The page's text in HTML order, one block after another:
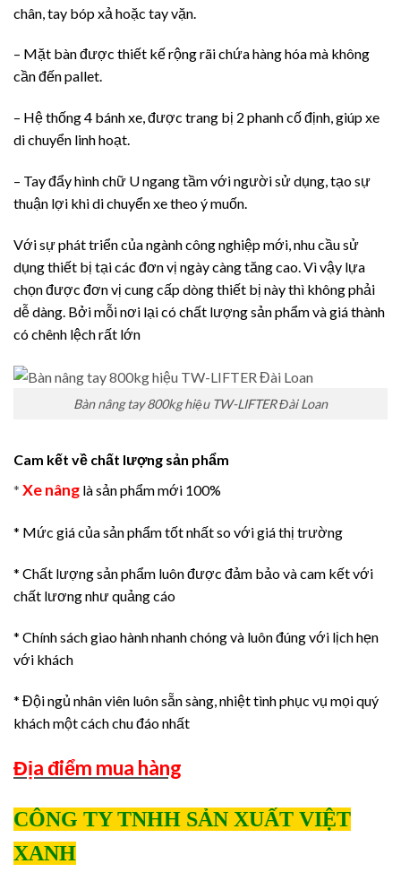
chân, tay bóp xả hoặc tay vặn.
– Mặt bàn được thiết kế rộng rãi chứa hàng hóa mà không
cần đến pallet.
– Hệ thống 4 bánh xe, được trang bị 2 phanh cố định, giúp xe
di chuyển linh hoạt.
– Tay đẩy hình chữ U ngang tầm với người sử dụng, tạo sự
thuận lợi khi di chuyển xe theo ý muốn.
Với sự phát triển của ngành công nghiệp mới, nhu cầu sử
dụng thiết bị tại các đơn vị ngày càng tăng cao. Vì vậy lựa
chọn được đơn vị cung cấp dòng thiết bị này thì không phải
dễ dàng. Bởi mỗi nơi lại có chất lượng sản phẩm và giá thành
có chênh lệch rất lớn
Bàn nâng tay 800kg hiệu TW-LIFTER Đài Loan
Cam kết về chất lượng sản phẩm
* Xe nâng là sản phẩm mới 100%
* Mức giá của sản phẩm tốt nhất so với giá thị trường
* Chất lượng sản phẩm luôn được đảm bảo và cam kết với
chất lương như quảng cáo
* Chính sách giao hành nhanh chóng và luôn đúng với lịch hẹn
với khách
* Đội ngủ nhân viên luôn sẵn sàng, nhiệt tình phục vụ mọi quý
khách một cách chu đáo nhất
Địa điểm mua hàng
CÔNG TY TNHH SẢN XUẤT VIỆT
XANH